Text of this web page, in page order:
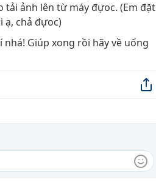
tải ảnh lên từ máy đựoc. (Em đặt
ạ, chả đựoc)
Giúp xong rồi hãy về uống